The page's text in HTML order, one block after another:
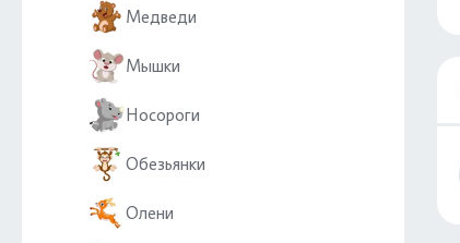
Медведи
Мышки
Носороги
Обезьянки
Олени